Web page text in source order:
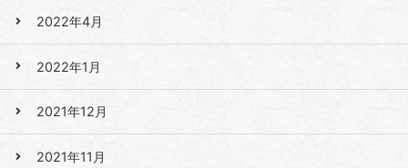
2022年4月
2022年1月
2021年12月
2021年11月